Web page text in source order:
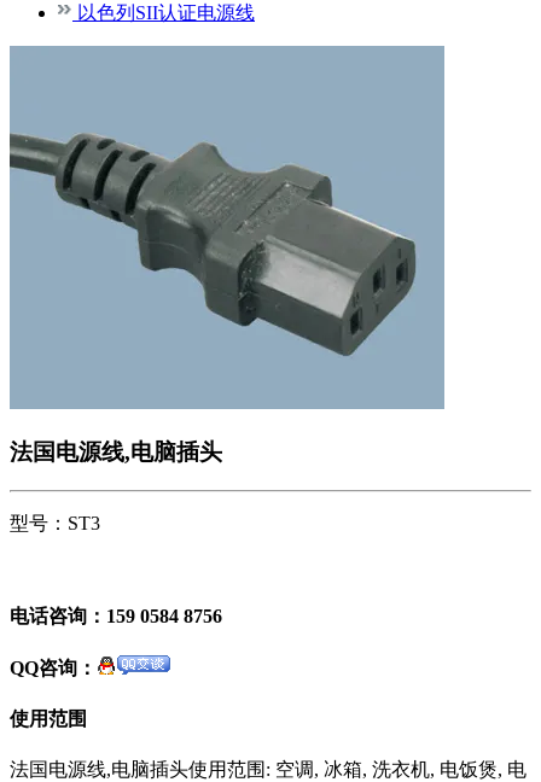
以色列SII认证电源线
法国电源线,电脑插头
型号：ST3
电话咨询：159 0584 8756
QQ咨询：
使用范围
法国电源线,电脑插头使用范围: 空调, 冰箱, 洗衣机, 电饭煲, 电